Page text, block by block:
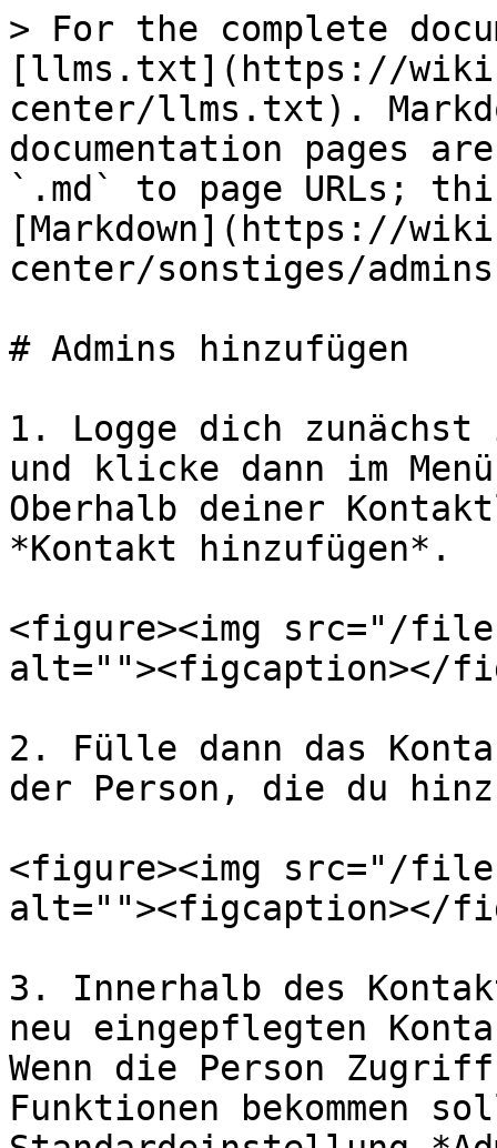
> For the complete
[llms.txt](https://
center/llms.txt).
documentation pages
`.md` to page URLs;
[Markdown](https://
center/sonstiges/
# Admins hinzufügen
1. Logge dich
und klicke dann im
Oberhalb deiner
*Kontakt hinzufügen*.
<figure><img src="/
alt=""><figcaption></
2. Fülle dann das
der Person, die du
<figure><img src="/files/
alt=""><figcaption></
3. Innerhalb des
neu eingepflegten
Wenn die Person
Funktionen bekommen